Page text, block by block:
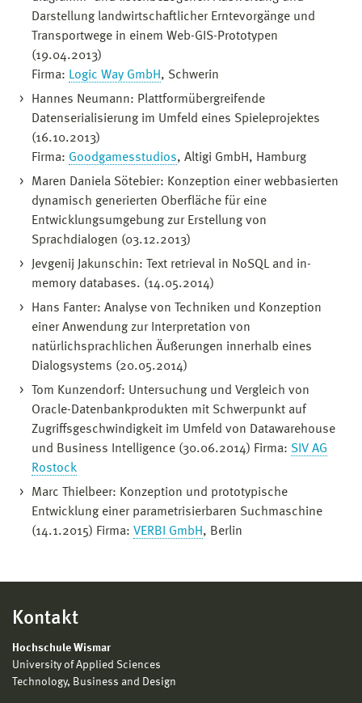
Darstellung landwirtschaftlicher Erntevorgänge und
Transportwege in einem Web-GIS-Prototypen
(19.04.2013)
Firma: Logic Way GmbH, Schwerin
Hannes Neumann: Plattformübergreifende
Datenserialisierung im Umfeld eines Spieleprojektes
(16.10.2013)
Firma: Goodgamesstudios, Altigi GmbH, Hamburg
Maren Daniela Sötebier: Konzeption einer webbasierten
dynamisch generierten Oberfläche für eine
Entwicklungsumgebung zur Erstellung von
Sprachdialogen (03.12.2013)
Jevgenij Jakunschin: Text retrieval in NoSQL and in-
memory databases. (14.05.2014)
Hans Fanter: Analyse von Techniken und Konzeption
einer Anwendung zur Interpretation von
natürlichsprachlichen Äußerungen innerhalb eines
Dialogsystems (20.05.2014)
Tom Kunzendorf: Untersuchung und Vergleich von
Oracle-Datenbankprodukten mit Schwerpunkt auf
Zugriffsgeschwindigkeit im Umfeld von Datawarehouse
und Business Intelligence (30.06.2014) Firma: SIV AG
Rostock
Marc Thielbeer: Konzeption und prototypische
Entwicklung einer parametrisierbaren Suchmaschine
(14.1.2015) Firma: VERBI GmbH, Berlin
Kontakt
Hochschule Wismar
University of Applied Sciences
Technology, Business and Design